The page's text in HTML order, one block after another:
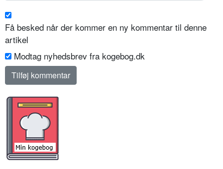
Få besked når der kommer en ny kommentar til denne
artikel
Modtag nyhedsbrev fra kogebog.dk